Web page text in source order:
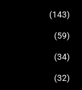
(143)
(59)
(34)
(32)